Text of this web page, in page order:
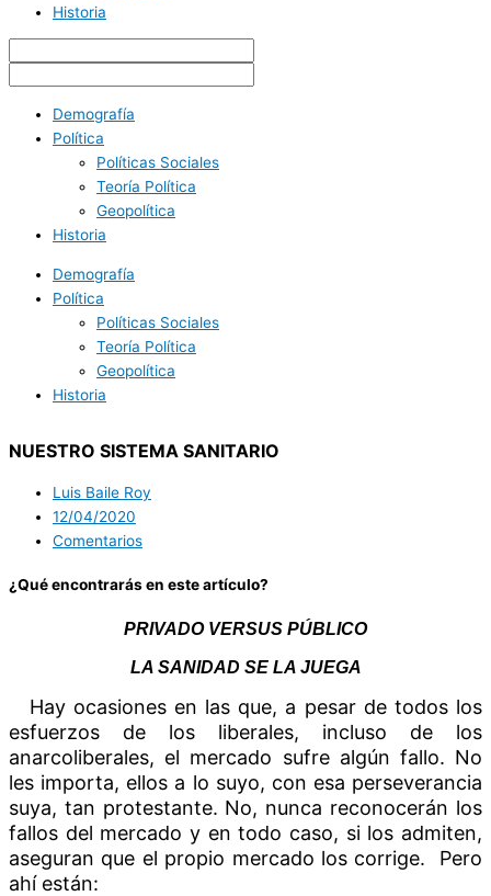
Historia
Demografía
Política
Políticas Sociales
Teoría Política
Geopolítica
Historia
Demografía
Política
Políticas Sociales
Teoría Política
Geopolítica
Historia
NUESTRO SISTEMA SANITARIO
Luis Baile Roy
12/04/2020
Comentarios
¿Qué encontrarás en este artículo?
PRIVADO VERSUS PÚBLICO
LA SANIDAD SE LA JUEGA
Hay ocasiones en las que, a pesar de todos los
esfuerzos de los liberales, incluso de los
anarcoliberales, el mercado sufre algún fallo. No
les importa, ellos a lo suyo, con esa perseverancia
suya, tan protestante. No, nunca reconocerán los
fallos del mercado y en todo caso, si los admiten,
aseguran que el propio mercado los corrige. Pero
ahí están: